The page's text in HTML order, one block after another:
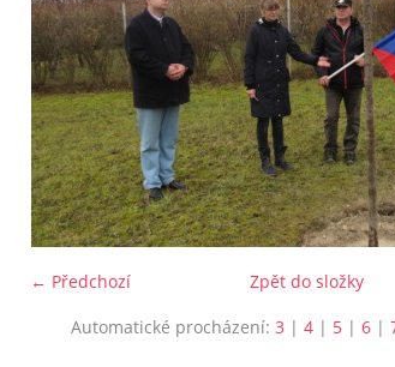
← Předchozí
Zpět do složky
Automatické procházení: 3 | 4| 5| 6|